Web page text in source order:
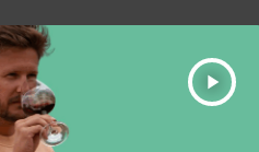
play_arrow